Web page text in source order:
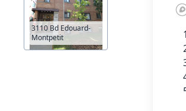
3110 Bd Edouard-
Montpetit